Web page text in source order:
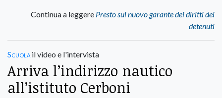
Continua a leggere Presto sul nuovo garante dei diritti dei
detenuti
Scuola il video e l'intervista
Arriva l’indirizzo nautico
all’istituto Cerboni